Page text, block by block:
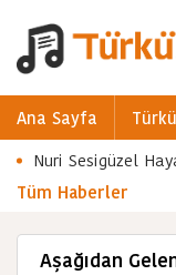
Ana Sayfa
Nuri Sesigüzel
Tüm Haberler
Aşağıdan